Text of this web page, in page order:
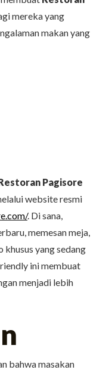
mereka yang
makan yang
Pagisore
website resmi
. Di sana,
memesan meja,
khusus yang sedang
ini membuat
menjadi lebih
bahwa masakan